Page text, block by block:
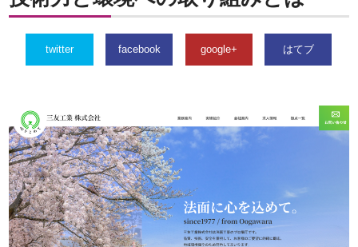
twitter facebook google+ はてブ